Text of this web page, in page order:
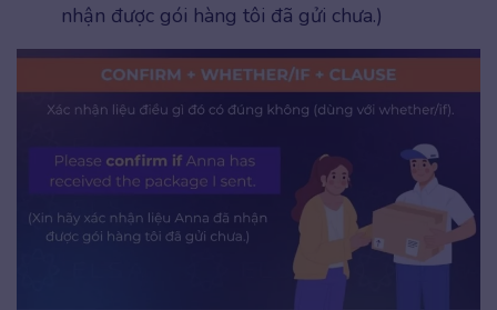
nhận được gói hàng tôi đã gửi chưa.)